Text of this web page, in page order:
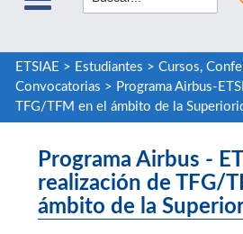
ETSIAE > Estudiantes > Cursos,
Convocatorias > Programa Airbus-
TFG/TFM en el ámbito de la
Programa Airbus -
realización de TFG/
ámbito de la